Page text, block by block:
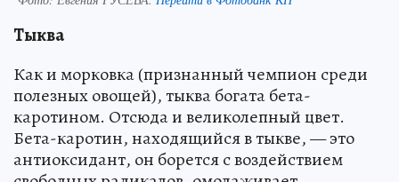
Тыква
Как и морковка (признанный чемпион среди
полезных овощей), тыква богата бета-
каротином. Отсюда и великолепный цвет.
Бета-каротин, находящийся в тыкве, — это
антиоксидант, он борется с воздействием